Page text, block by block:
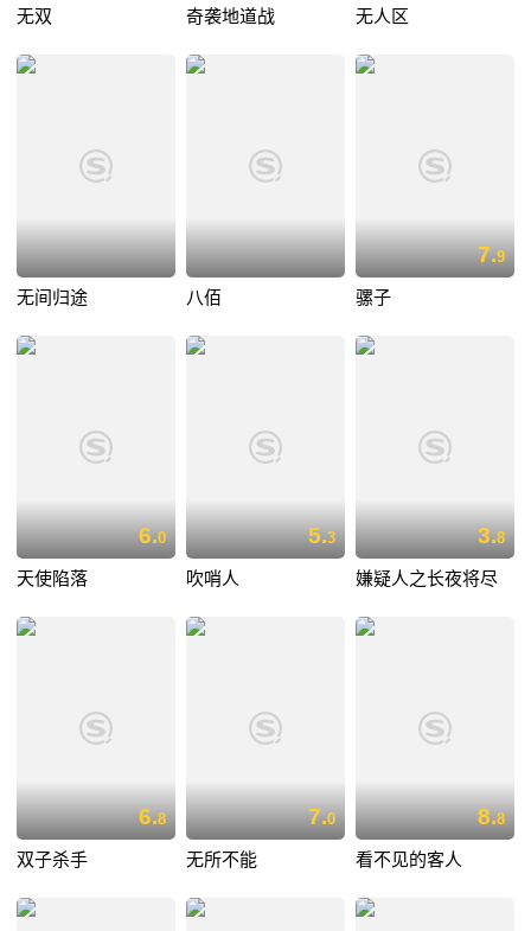
无双 奇袭地道战 无人区
无间归途 八佰
7.9
骡子
6.0
天使陷落
5.3
吹哨人
3.8
嫌疑人之长夜将尽
6.8
双子杀手
7.0
无所不能
8.8
看不见的客人